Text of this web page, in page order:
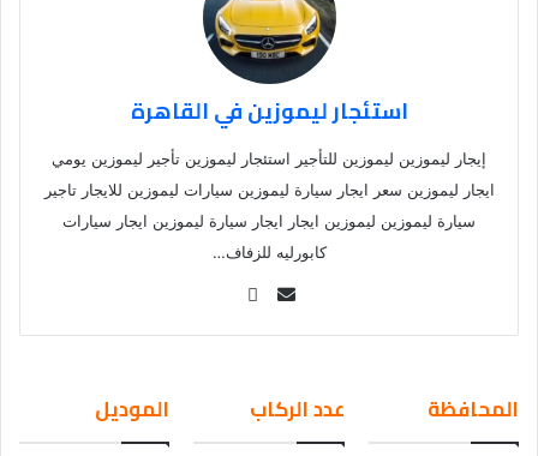
استئجار ليموزين في القاهرة
إيجار ليموزين ليموزين للتأجير استئجار ليموزين تأجير ليموزين يومي
ايجار ليموزين سعر ايجار سيارة ليموزين سيارات ليموزين للايجار تاجير
سيارة ليموزين ليموزين ايجار ايجار سيارة ليموزين ايجار سيارات
كابورليه للزفاف…
Se
ail
المحافظة عدد الركاب الموديل